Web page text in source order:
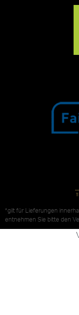
*gilt für Lieferungen
entnehmen Sie bitte den